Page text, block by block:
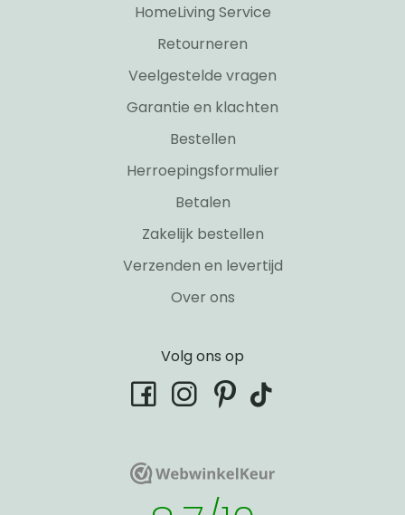
HomeLiving Service
Retourneren
Veelgestelde vragen
Garantie en klachten
Bestellen
Herroepingsformulier
Betalen
Zakelijk bestellen
Verzenden en levertijd
Over ons
Volg ons op
facebookinstagram
pinterest
tiktok
WebwinkelKeurWebwinkelKeur